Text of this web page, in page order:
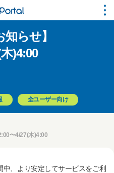
らせ】
)4:00
全ユーザー向け
〜4/27(木)4:00
中、より安定してサービスをご利